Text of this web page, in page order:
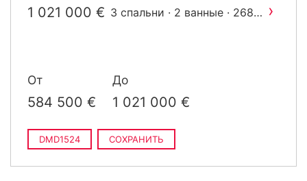
1 021 000 € 3 спальни · 2 ванные · 268
›
От
584 500 €
До
1 021 000 €
DMD1524 СОХРАНИТЬ